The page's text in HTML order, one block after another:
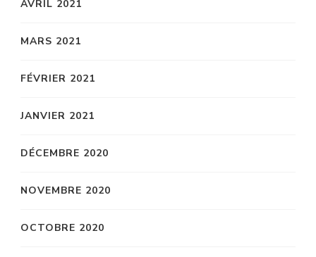
AVRIL 2021
MARS 2021
FÉVRIER 2021
JANVIER 2021
DÉCEMBRE 2020
NOVEMBRE 2020
OCTOBRE 2020